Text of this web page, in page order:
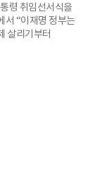
령 취임선서식을
서 “이재명 정부는
살리기부터